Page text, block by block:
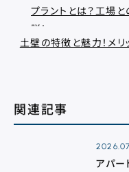
プラントとは？工場
説！
土壁の特徴と魅力！メリ
関連記事
アパー